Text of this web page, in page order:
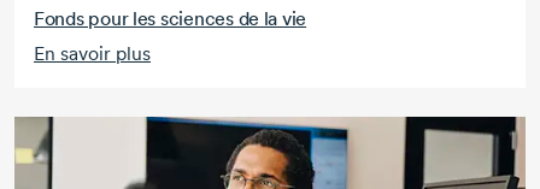
Fonds pour les sciences de la vie
En savoir plus